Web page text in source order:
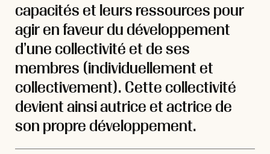
capacités et leurs ressources pour
agir en faveur du développement
d’une collectivité et de ses
membres (individuellement et
collectivement). Cette collectivité
devient ainsi autrice et actrice de
son propre développement.